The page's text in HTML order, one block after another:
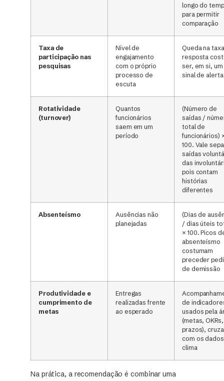
longo do
para permitir
comparação
Taxa de
participação nas
pesquisas
Nível de
engajamento
com o próprio
processo de
escuta
Queda na
resposta
ser, em si, um
sinal de alerta
Rotatividade
(turnover)
Quantos
funcionários
saem em um
período
(Número de
saídas /
total de
funcionários)
100. Vale
saídas
das
pois contam
histórias
diferentes
Absenteísmo
Ausências não
planejadas
(Dias de
/ dias úteis
× 100. Picos
absenteísmo
costumam
preceder
de demissão
Produtividade e
cumprimento de
metas
Entregas
realizadas frente
ao esperado
de
usados pela
(metas, OKRs,
prazos),
com os
clima
Na prática, a recomendação é combinar uma